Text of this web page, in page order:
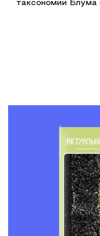
таксономии Блума